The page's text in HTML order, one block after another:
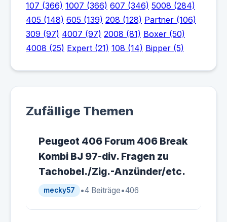
107 (366) 1007 (366) 607 (346) 5008 (284)
405 (148) 605 (139) 208 (128) Partner (106)
309 (97) 4007 (97) 2008 (81) Boxer (50)
4008 (25) Expert (21) 108 (14) Bipper (5)
Zufällige Themen
Peugeot 406 Forum 406 Break
Kombi BJ 97-div. Fragen zu
Tachobel./Zig.-Anzünder/etc.
mecky57 •4 Beiträge•406